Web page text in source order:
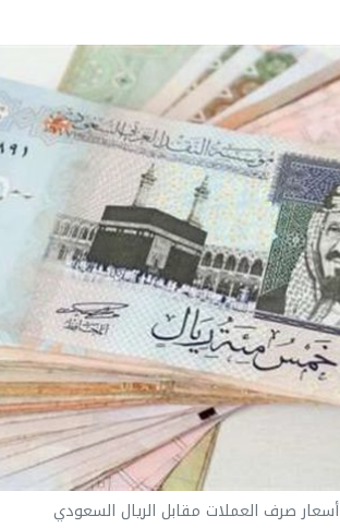
أسعار صرف العملات مقابل الريال السعودي